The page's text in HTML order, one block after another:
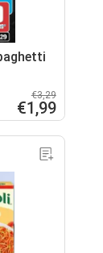
€3,29
€1,99